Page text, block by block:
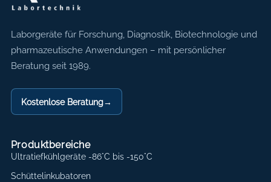
Axon Labortechnik
Laborgeräte für Forschung, Diagnostik, Biotechnologie und
pharmazeutische Anwendungen – mit persönlicher
Beratung seit 1989.
Kostenlose Beratung→
Produktbereiche
Ultratiefkühlgeräte -86°C bis -150°C
Schüttelinkubatoren